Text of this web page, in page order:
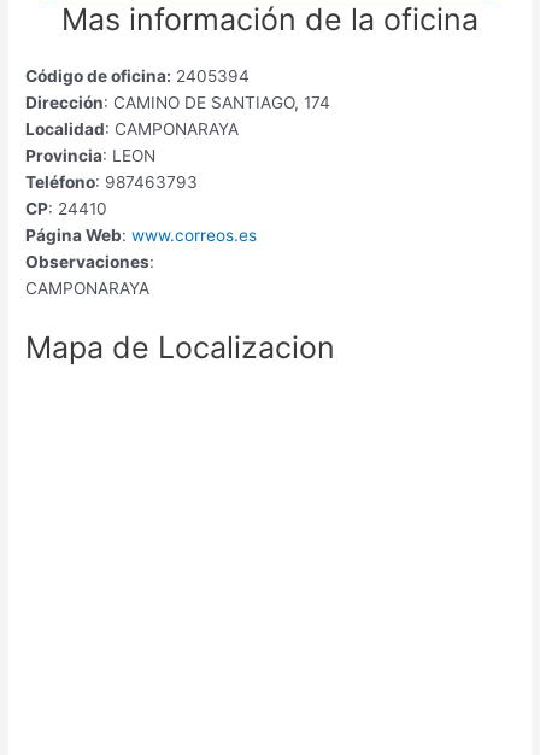
Mas información de la oficina
Código de oficina: 2405394
Dirección: CAMINO DE SANTIAGO, 174
Localidad: CAMPONARAYA
Provincia: LEON
Teléfono: 987463793
CP: 24410
Página Web: www.correos.es
Observaciones:
CAMPONARAYA
Mapa de Localizacion